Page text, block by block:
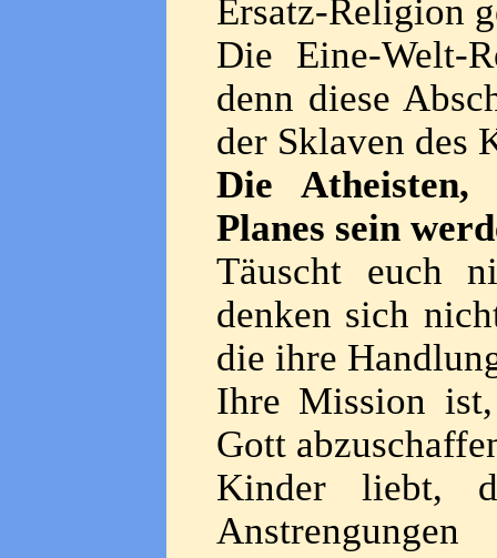
Ersatz-Religion
Die Eine-Welt-
denn diese
der Sklaven des
Die Atheisten,
Planes sein
Täuscht euch
denken sich
die ihre
Ihre Mission
Gott
Kinder liebt,